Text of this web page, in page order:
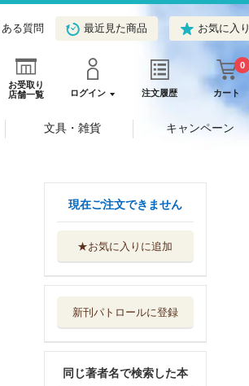
ある質問 最近見た商品 お気に入り
お受取り
店舗一覧
ログイン 注文履歴 カート
0
文具・雑貨 キャンペーン
現在ご注文できません
★お気に入りに追加
新刊パトロールに登録
同じ著者名で検索した本
どんな男になんね
ん 関西学院大...
黒田博樹２００勝
ヨシモトブックス
ウサイン・ボルト